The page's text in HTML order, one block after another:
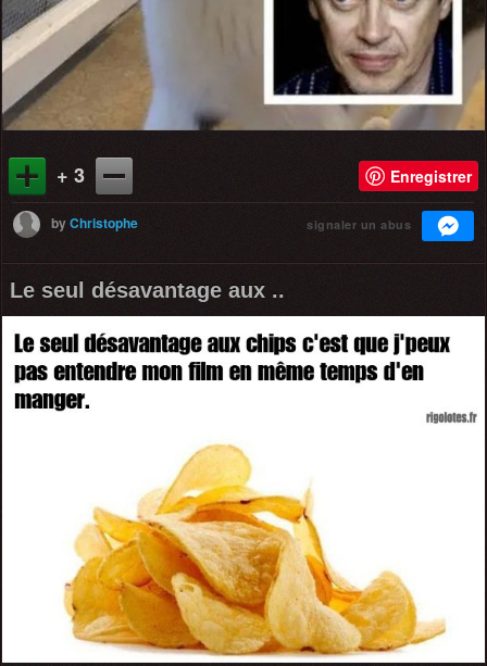
+ 3 Enregistrer
byChristophe signaler un abus
Le seul désavantage aux ..